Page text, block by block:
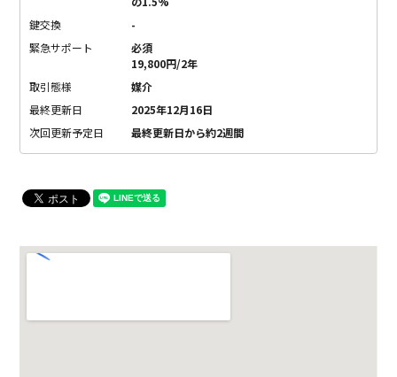
鍵交換
-
緊急サポート
必須
19,800円/2年
取引態様
媒介
最終更新日
2025年12月16日
次回更新予定日
最終更新日から約2週間